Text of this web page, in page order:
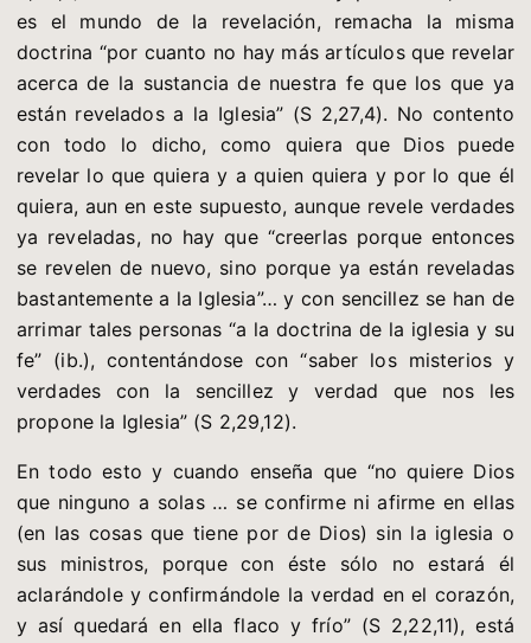
es el mundo de la revelación, remacha la misma
doctrina “por cuanto no hay más artículos que revelar
acerca de la sustancia de nuestra fe que los que ya
están revelados a la Iglesia” (S 2,27,4). No contento
con todo lo dicho, como quiera que Dios puede
revelar lo que quiera y a quien quiera y por lo que él
quiera, aun en este supuesto, aunque revele verdades
ya reveladas, no hay que “creerlas porque entonces
se revelen de nuevo, sino porque ya están reveladas
bastantemente a la Iglesia”… y con sencillez se han de
arrimar tales personas “a la doctrina de la iglesia y su
fe” (ib.), contentándose con “saber los misterios y
verdades con la sencillez y verdad que nos les
propone la Iglesia” (S 2,29,12).
En todo esto y cuando enseña que “no quiere Dios
que ninguno a solas … se confirme ni afirme en ellas
(en las cosas que tiene por de Dios) sin la iglesia o
sus ministros, porque con éste sólo no estará él
aclarándole y confirmándole la verdad en el corazón,
y así quedará en ella flaco y frío” (S 2,22,11), está